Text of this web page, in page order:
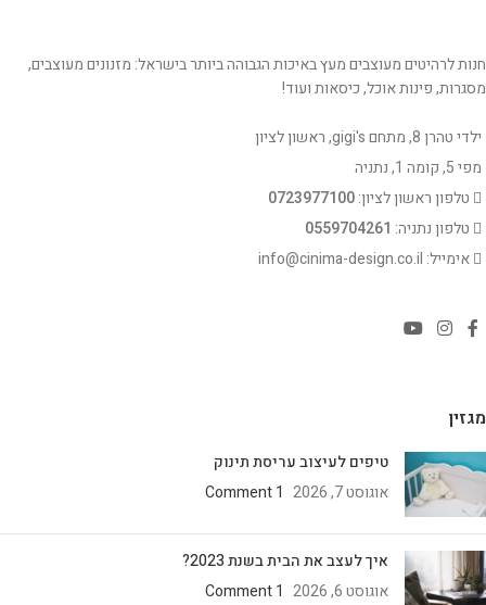
חנות לרהיטים מעוצבים מעץ באיכות הגבוהה ביותר בישראל: מזנונים מעוצבים,
מסגרות, פינות אוכל, כיסאות ועוד!
ילדי טהרן 8, מתחם gigi's, ראשון לציון
מפי 5, קומה 1, נתניה
טלפון ראשון לציון:0723977100
טלפון נתניה: 0559704261
אימייל: info@cinima-design.co.il
מגזין
טיפים לעיצוב עריסת תינוק
אוגוסט 7, 2026
1 Comment
איך לעצב את הבית בשנת 2023?
אוגוסט 6, 2026
1 Comment